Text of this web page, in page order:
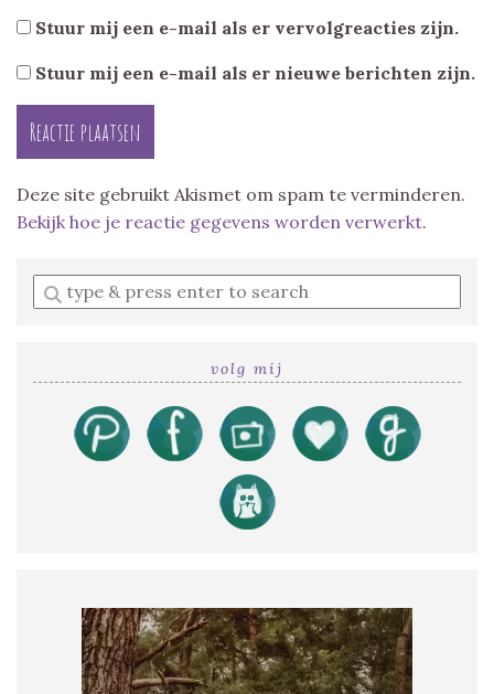
Stuur mij een e-mail als er vervolgreacties zijn.
Stuur mij een e-mail als er nieuwe berichten zijn.
Deze site gebruikt Akismet om spam te verminderen.
Bekijk hoe je reactie gegevens worden verwerkt.
Enter
a
volg mij